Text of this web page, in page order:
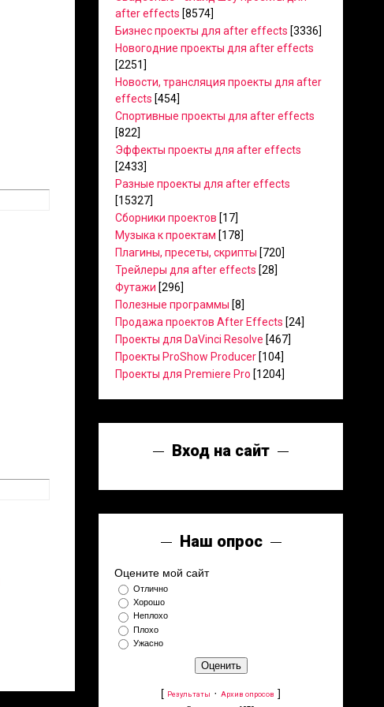
after effects [8574]
Бизнес проекты для after effects [3336]
Новогодние проекты для after effects
[2251]
Новости, трансляция проекты для after
effects [454]
Спортивные проекты для after effects
[822]
Эффекты проекты для after effects
[2433]
Разные проекты для after effects
[15327]
Сборники проектов [17]
Музыка к проектам [178]
Плагины, пресеты, скрипты [720]
Трейлеры для after effects [28]
Футажи [296]
Полезные программы [8]
Продажа проектов After Effects [24]
Проекты для DaVinci Resolve [467]
Проекты ProShow Producer [104]
Проекты для Premiere Pro [1204]
Вход на сайт
Наш опрос
Оцените мой сайт
Отлично
Хорошо
Неплохо
Плохо
Ужасно
[ Результаты · Архив опросов ]